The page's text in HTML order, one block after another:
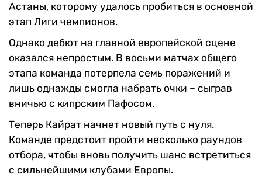
Астаны, которому удалось пробиться в основной
этап Лиги чемпионов.
Однако дебют на главной европейской сцене
оказался непростым. В восьми матчах общего
этапа команда потерпела семь поражений и
лишь однажды смогла набрать очки – сыграв
вничью с кипрским Пафосом.
Теперь Кайрат начнет новый путь с нуля.
Команде предстоит пройти несколько раундов
отбора, чтобы вновь получить шанс встретиться
с сильнейшими клубами Европы.